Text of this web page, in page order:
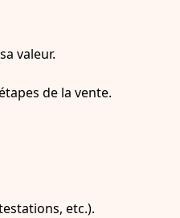
valeur.
de la vente.
etc.).